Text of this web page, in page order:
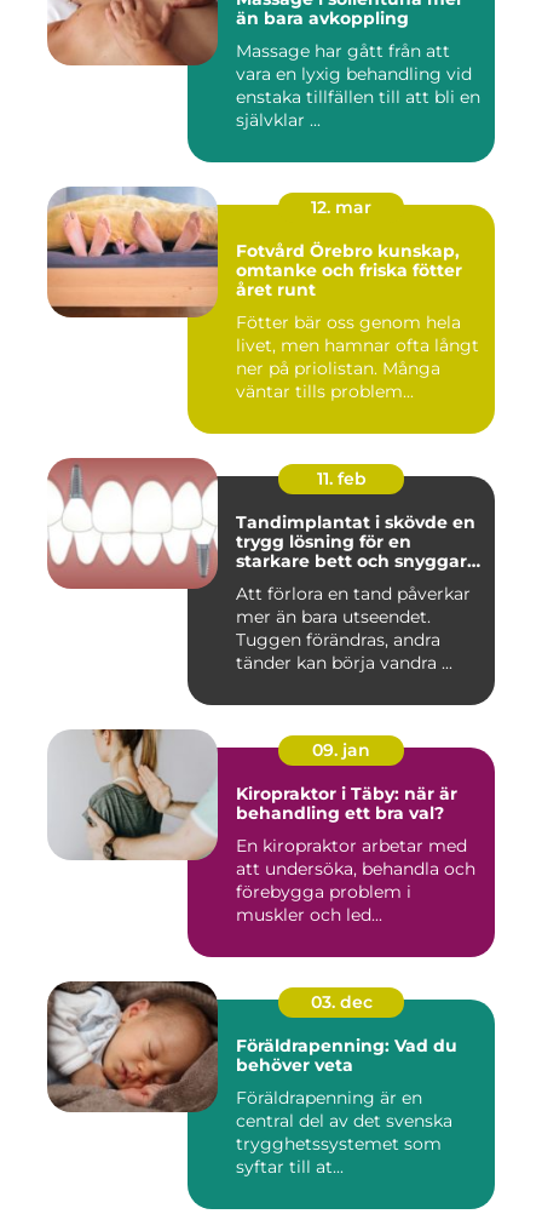
än bara avkoppling
Massage har gått från att
vara en lyxig behandling vid
enstaka tillfällen till att bli en
självklar ...
12. mar
Fotvård Örebro kunskap,
omtanke och friska fötter
året runt
Fötter bär oss genom hela
livet, men hamnar ofta långt
ner på priolistan. Många
väntar tills problem...
11. feb
Tandimplantat i skövde en
trygg lösning för en
starkare bett och snyggare
Att förlora en tand påverkar
mer än bara utseendet.
Tuggen förändras, andra
tänder kan börja vandra ...
09. jan
Kiropraktor i Täby: när är
behandling ett bra val?
En kiropraktor arbetar med
att undersöka, behandla och
förebygga problem i
muskler och led...
03. dec
Föräldrapenning: Vad du
behöver veta
Föräldrapenning är en
central del av det svenska
trygghetssystemet som
syftar till at...